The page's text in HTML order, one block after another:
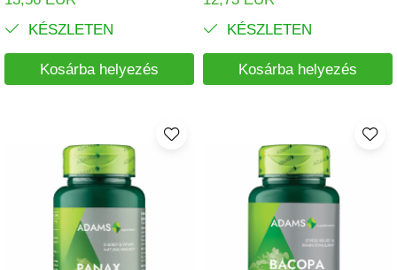
KÉSZLETEN
Kosárba helyezés
KÉSZLETEN
Kosárba helyezés